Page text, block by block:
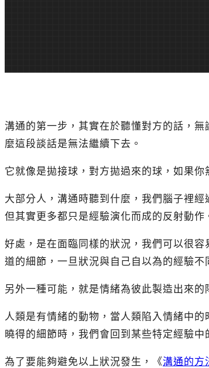
溝通的第一步，其實在於聽懂對方的話，
麼這段談話是無法繼續下去。
它就像是拋接球，對方拋過來的球，如果
大部分人，溝通時聽到什麼，我們腦子裡
但其實更多都只是經驗演化而成的反射動作
好處，是在面臨同樣的狀況，我們可以很
道的細節，一旦狀況與自己自以為的經驗不
另外一種可能，就是情緒為彼此製造出來的
人類是有情緒的動物，當人類陷入情緒中
曉得的細節時，我們會回到某些特定經驗
為了要能夠避免以上狀況發生，《溝通的方